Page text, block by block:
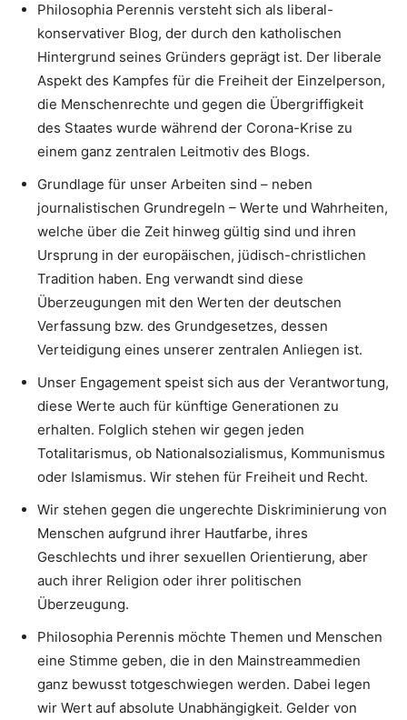
Philosophia Perennis versteht sich als liberal-
konservativer Blog, der durch den katholischen
Hintergrund seines Gründers geprägt ist. Der liberale
Aspekt des Kampfes für die Freiheit der Einzelperson,
die Menschenrechte und gegen die Übergriffigkeit
des Staates wurde während der Corona-Krise zu
einem ganz zentralen Leitmotiv des Blogs.
Grundlage für unser Arbeiten sind – neben
journalistischen Grundregeln – Werte und Wahrheiten,
welche über die Zeit hinweg gültig sind und ihren
Ursprung in der europäischen, jüdisch-christlichen
Tradition haben. Eng verwandt sind diese
Überzeugungen mit den Werten der deutschen
Verfassung bzw. des Grundgesetzes, dessen
Verteidigung eines unserer zentralen Anliegen ist.
Unser Engagement speist sich aus der Verantwortung,
diese Werte auch für künftige Generationen zu
erhalten. Folglich stehen wir gegen jeden
Totalitarismus, ob Nationalsozialismus, Kommunismus
oder Islamismus. Wir stehen für Freiheit und Recht.
Wir stehen gegen die ungerechte Diskriminierung von
Menschen aufgrund ihrer Hautfarbe, ihres
Geschlechts und ihrer sexuellen Orientierung, aber
auch ihrer Religion oder ihrer politischen
Überzeugung.
Philosophia Perennis möchte Themen und Menschen
eine Stimme geben, die in den Mainstreammedien
ganz bewusst totgeschwiegen werden. Dabei legen
wir Wert auf absolute Unabhängigkeit. Gelder von